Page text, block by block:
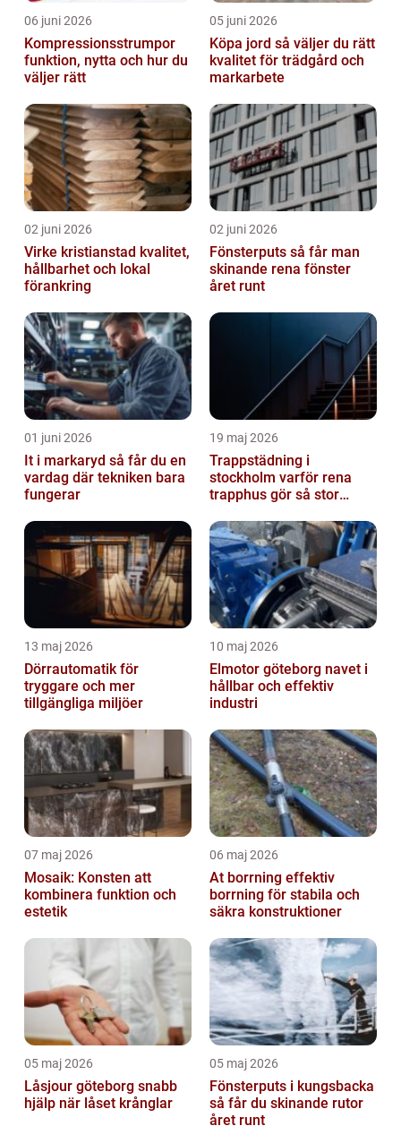
06 juni 2026
Kompressionsstrumpor
funktion, nytta och hur du
väljer rätt
05 juni 2026
Köpa jord så väljer du rätt
kvalitet för trädgård och
markarbete
02 juni 2026
Virke kristianstad kvalitet,
hållbarhet och lokal
förankring
02 juni 2026
Fönsterputs så får man
skinande rena fönster
året runt
01 juni 2026
It i markaryd så får du en
vardag där tekniken bara
fungerar
19 maj 2026
Trappstädning i
stockholm varför rena
trapphus gör så stor
13 maj 2026
Dörrautomatik för
tryggare och mer
tillgängliga miljöer
10 maj 2026
Elmotor göteborg navet i
hållbar och effektiv
industri
07 maj 2026
Mosaik: Konsten att
kombinera funktion och
estetik
06 maj 2026
At borrning effektiv
borrning för stabila och
säkra konstruktioner
05 maj 2026
Låsjour göteborg snabb
hjälp när låset krånglar
05 maj 2026
Fönsterputs i kungsbacka
så får du skinande rutor
året runt